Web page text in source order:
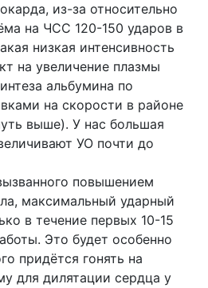
из-за относительно
на ЧСС 120-150 ударов в
низкая интенсивность
на увеличение плазмы
альбумина по
на скорости в районе
выше). У нас большая
УО почти до
повышением
максимальный ударный
в течение первых 10-15
Это будет особенно
придётся гонять на
для дилятации сердца у